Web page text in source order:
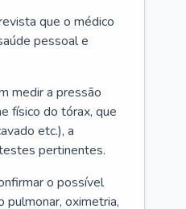
que o médico
pessoal e
medir a pressão
físico do tórax, que
etc.), a
pertinentes.
o possível
pulmonar, oximetria,